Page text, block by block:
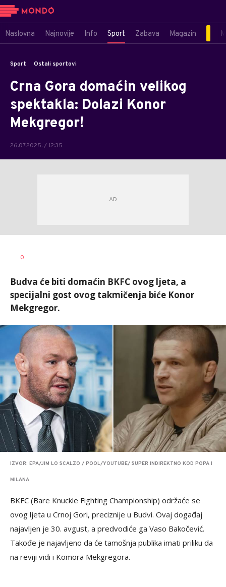
Naslovna Najnovije Info Sport Zabava Magazin
Sport Ostali sportovi
Crna Gora domaćin velikog
spektakla: Dolazi Konor
Mekgregor!
26.07.2025. / 12:35
AUTOR
0
Budva će biti domaćin BKFC ovog ljeta, a
specijalni gost ovog takmičenja biće Konor
Mekgregor.
IZVOR: EPA/JIM LO SCALZO / POOL/YOUTUBE/ SUPER INDIREKTNO KOD POPA I
MILANA
BKFC (Bare Knuckle Fighting Championship) održaće se
ovog ljeta u Crnoj Gori, preciznije u Budvi. Ovaj događaj
najavljen je 30. avgust, a predvodiće ga Vaso Bakočević.
Takođe je najavljeno da će tamošnja publika imati priliku da
na reviji vidi i Komora Mekgregora.